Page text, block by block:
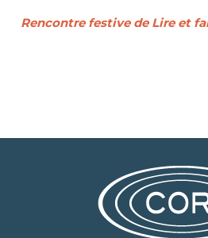
Rencontre festive de Lire et